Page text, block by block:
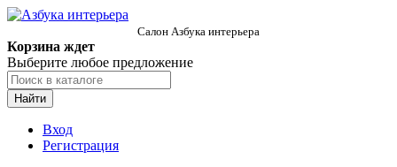
Салон Азбука интерьера
Корзина ждет
Выберите любое предложение
Найти
Вход
Регистрация